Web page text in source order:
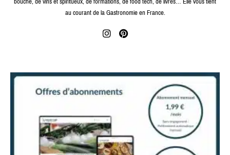
au courant de la Gastronomie en France.